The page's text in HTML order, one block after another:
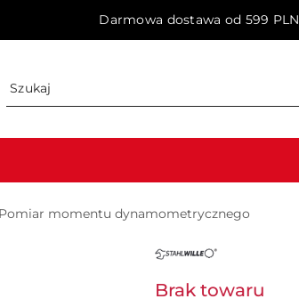
Darmowa dostawa od 599 PLN
Pomiar momentu dynamometrycznego
NAZWA
PRODUCENTA:
Brak towaru